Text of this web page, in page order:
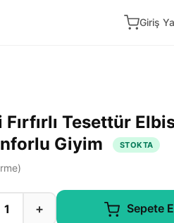
Giriş
Tesettür
Giyim
STOKTA
+ Sepete